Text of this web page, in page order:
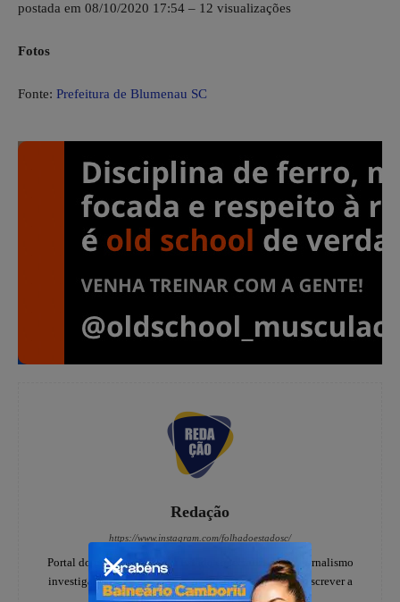
postada em 08/10/2020 17:54 – 12 visualizações
Fotos
Fonte: Prefeitura de Blumenau SC
Redação
https://www.instagram.com/folhadoestadosc/
Portal do notícias Folha do Estado especializado em jornalismo
investigativo e de denúncias, há 20 anos, ajudando a escrever a